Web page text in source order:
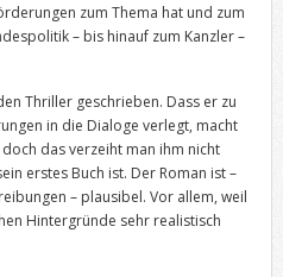
zum Thema hat und zum
– bis hinauf zum Kanzler –
Thriller geschrieben. Dass er zu
in die Dialoge verlegt, macht
das verzeiht man ihm nicht
erstes Buch ist. Der Roman ist –
– plausibel. Vor allem, weil
Hintergründe sehr realistisch